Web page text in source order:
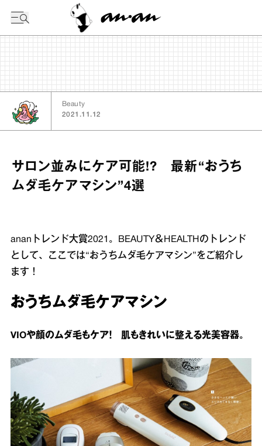
Beauty
2021.11.12
サロン並みにケア可能!? 最新“おうち
ムダ毛ケアマシン”4選
ananトレンド大賞2021。BEAUTY＆HEALTHのトレンド
として、ここでは“おうちムダ毛ケアマシン”をご紹介し
ます！
おうちムダ毛ケアマシン
VIOや顔のムダ毛もケア！ 肌もきれいに整える光美容器。